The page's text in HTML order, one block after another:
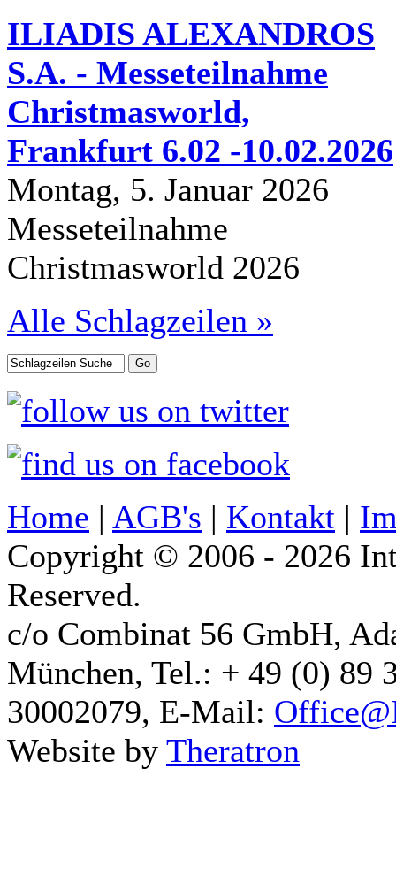
ILIADIS ALEXANDROS
S.A. - Messeteilnahme
Christmasworld,
Frankfurt 6.02 -10.02.2026
Montag, 5. Januar 2026
Messeteilnahme
Christmasworld 2026
Alle Schlagzeilen »
Home | AGB's | Kontakt |
Copyright © 2006 - 2026
Reserved.
c/o Combinat 56 GmbH,
München, Tel.: + 49 (0) 89
30002079, E-Mail:
Website by Theratron